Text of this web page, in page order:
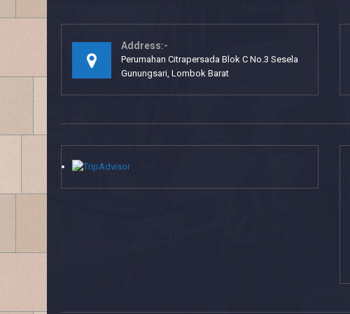
Address:-
Perumahan Citrapersada Blok C No.3 Sesela
Gunungsari, Lombok Barat